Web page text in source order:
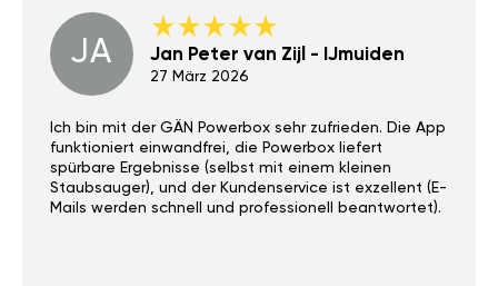
JA Jan Peter van Zijl - IJmuiden
27 März 2026
Ich bin mit der GÄN Powerbox sehr zufrieden. Die App
funktioniert einwandfrei, die Powerbox liefert
spürbare Ergebnisse (selbst mit einem kleinen
Staubsauger), und der Kundenservice ist exzellent (E-
Mails werden schnell und professionell beantwortet).